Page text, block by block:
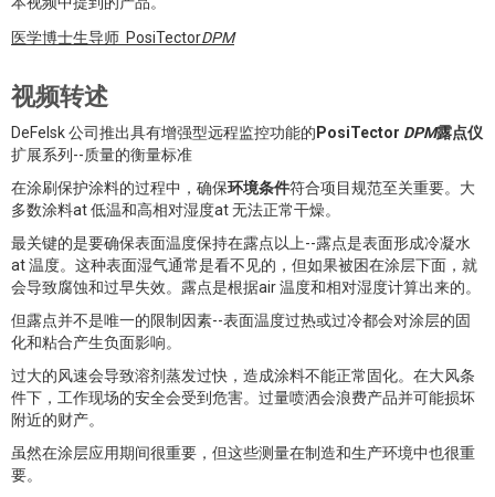
医学博士生导师 PosiTectorDPM
视频转述
DeFelsk 公司推出具有增强型远程监控功能的PosiTector DPM露点仪
扩展系列--质量的衡量标准
在涂刷保护涂料的过程中，确保环境条件符合项目规范至关重要。大
多数涂料at 低温和高相对湿度at 无法正常干燥。
最关键的是要确保表面温度保持在露点以上--露点是表面形成冷凝水
at 温度。这种表面湿气通常是看不见的，但如果被困在涂层下面，就
会导致腐蚀和过早失效。露点是根据air 温度和相对湿度计算出来的。
但露点并不是唯一的限制因素--表面温度过热或过冷都会对涂层的固
化和粘合产生负面影响。
过大的风速会导致溶剂蒸发过快，造成涂料不能正常固化。在大风条
件下，工作现场的安全会受到危害。过量喷洒会浪费产品并可能损坏
附近的财产。
虽然在涂层应用期间很重要，但这些测量在制造和生产环境中也很重
要。